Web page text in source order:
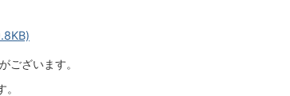
ございます。